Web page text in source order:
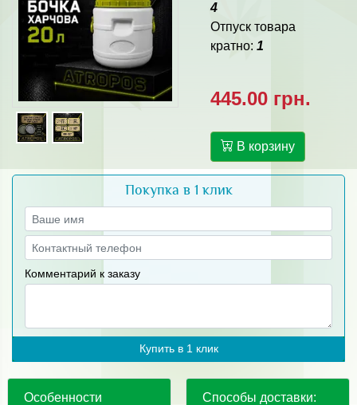
4
Отпуск товара
кратно: 1
445.00 грн.
В корзину
Покупка в 1 клик
Комментарий к заказу
Купить в 1 клик
Особенности
Способы доставки: